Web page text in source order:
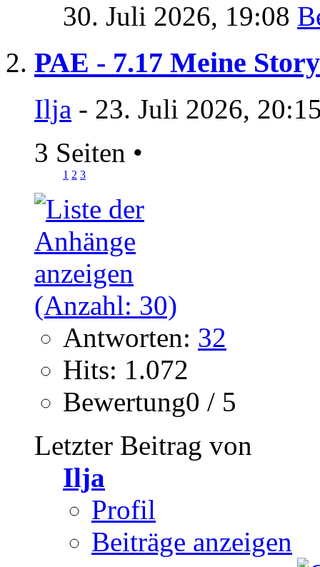
30. Juli 2026, 19:08
PAE - 7.17 Meine
Ilja - 23. Juli 2026,
3 Seiten •
1 2 3
Antworten: 32
Hits: 1.072
Bewertung0 / 5
Letzter Beitrag von
Ilja
Profil
Beiträge anzeigen